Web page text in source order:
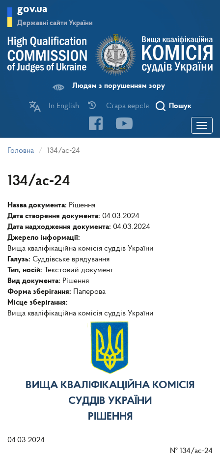
основного
матеріалу
gov.ua
Державні сайти України
Людям з порушенням зору
In English Стара версІя Пошук
Toggle
Головна 134/ас-24
134/ас-24
Назва документа: Рішення
Дата створення документа: 04.03.2024
Дата надходження документа: 04.03.2024
Джерело інформації:
Вища кваліфікаційна комісія суддів України
Галузь: Суддівське врядування
Тип, носій:
Текстовий документ
Вид документа: Рішення
Форма зберігання:
Паперова
Місце зберігання:
Вища кваліфікаційна комісія суддів України
ВИЩА КВАЛІФІКАЦІЙНА КОМІСІЯ
СУДДІВ УКРАЇНИ
РІШЕННЯ
04.03.2024
№ 134/ас-24